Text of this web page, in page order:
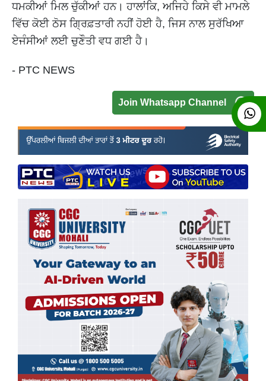
ਧਮਕੀਆਂ ਮਿਲ ਚੁੱਕੀਆਂ ਹਨ। ਹਾਲਾਂਕਿ, ਅਜਿਹੇ ਕਿਸੇ ਵੀ ਮਾਮਲੇ
ਵਿੱਚ ਕੋਈ ਠੋਸ ਗ੍ਰਿਫ਼ਤਾਰੀ ਨਹੀਂ ਹੋਈ ਹੈ, ਜਿਸ ਨਾਲ ਸੁਰੱਖਿਆ
ਏਜੰਸੀਆਂ ਲਈ ਚੁਣੌਤੀ ਵਧ ਗਈ ਹੈ।
- PTC NEWS
Join Whatsapp Channel